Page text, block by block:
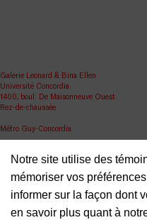
Notre site utilise des
mémoriser vos
informer sur la façon dont
en savoir plus quant à
Galerie Leonard & Bina Ellen
Université Concordia
1400, boul. De Maisonneuve Ouest
Rez-de-chaussée
Métro Guy-Concordia
ellen.artgallery@concordia.ca